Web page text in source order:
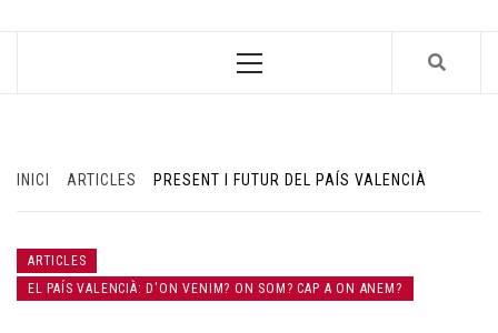
Menu
INICI ARTICLES PRESENT I FUTUR DEL PAÍS VALENCIÀ
ARTICLES
EL PAÍS VALENCIÀ: D'ON VENIM? ON SOM? CAP A ON ANEM?